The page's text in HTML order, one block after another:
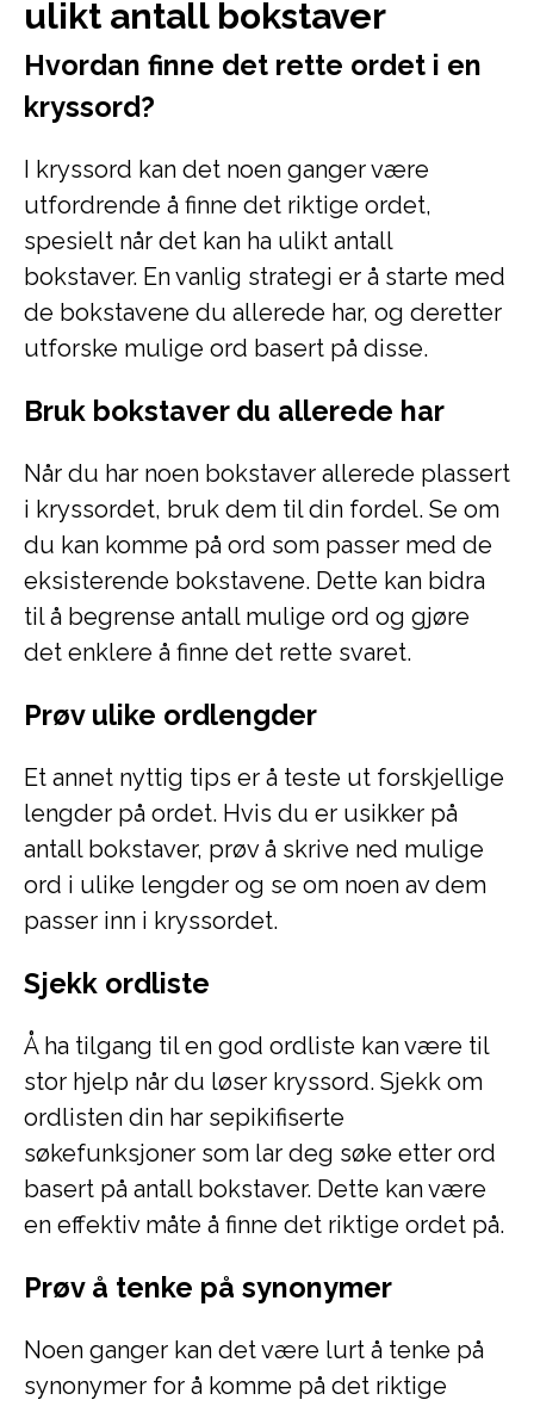
ulikt antall bokstaver
Hvordan finne det rette ordet i en
kryssord?
I kryssord kan det noen ganger være
utfordrende å finne det riktige ordet,
spesielt når det kan ha ulikt antall
bokstaver. En vanlig strategi er å starte med
de bokstavene du allerede har, og deretter
utforske mulige ord basert på disse.
Bruk bokstaver du allerede har
Når du har noen bokstaver allerede plassert
i kryssordet, bruk dem til din fordel. Se om
du kan komme på ord som passer med de
eksisterende bokstavene. Dette kan bidra
til å begrense antall mulige ord og gjøre
det enklere å finne det rette svaret.
Prøv ulike ordlengder
Et annet nyttig tips er å teste ut forskjellige
lengder på ordet. Hvis du er usikker på
antall bokstaver, prøv å skrive ned mulige
ord i ulike lengder og se om noen av dem
passer inn i kryssordet.
Sjekk ordliste
Å ha tilgang til en god ordliste kan være til
stor hjelp når du løser kryssord. Sjekk om
ordlisten din har sepikifiserte
søkefunksjoner som lar deg søke etter ord
basert på antall bokstaver. Dette kan være
en effektiv måte å finne det riktige ordet på.
Prøv å tenke på synonymer
Noen ganger kan det være lurt å tenke på
synonymer for å komme på det riktige